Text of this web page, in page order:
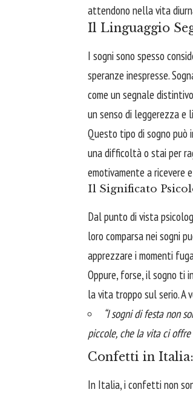
attendono nella vita
Il Linguaggio
I sogni sono spesso
speranze inespresse.
come un segnale
un senso di leggerezza e
Questo tipo di sogno può
una difficoltà o stai per
emotivamente a ricevere
Il Significato
Dal punto di vista
loro comparsa nei sogni
apprezzare i momenti
Oppure, forse, il sogno ti
la vita troppo sul serio. A
“I sogni di festa non
piccole, che la vita ci offre
Confetti in
In Italia, i confetti non